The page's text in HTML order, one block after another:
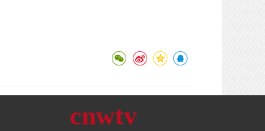
cnwtv